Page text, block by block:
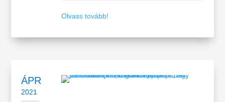
Olvass tovább!
ÁPR
2021